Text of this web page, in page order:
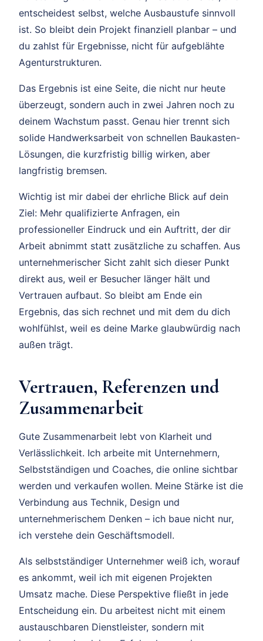
entscheidest selbst, welche Ausbaustufe sinnvoll
ist. So bleibt dein Projekt finanziell planbar – und
du zahlst für Ergebnisse, nicht für aufgeblähte
Agenturstrukturen.
Das Ergebnis ist eine Seite, die nicht nur heute
überzeugt, sondern auch in zwei Jahren noch zu
deinem Wachstum passt. Genau hier trennt sich
solide Handwerksarbeit von schnellen Baukasten-
Lösungen, die kurzfristig billig wirken, aber
langfristig bremsen.
Wichtig ist mir dabei der ehrliche Blick auf dein
Ziel: Mehr qualifizierte Anfragen, ein
professioneller Eindruck und ein Auftritt, der dir
Arbeit abnimmt statt zusätzliche zu schaffen. Aus
unternehmerischer Sicht zahlt sich dieser Punkt
direkt aus, weil er Besucher länger hält und
Vertrauen aufbaut. So bleibt am Ende ein
Ergebnis, das sich rechnet und mit dem du dich
wohlfühlst, weil es deine Marke glaubwürdig nach
außen trägt.
Vertrauen, Referenzen und
Zusammenarbeit
Gute Zusammenarbeit lebt von Klarheit und
Verlässlichkeit. Ich arbeite mit Unternehmern,
Selbstständigen und Coaches, die online sichtbar
werden und verkaufen wollen. Meine Stärke ist die
Verbindung aus Technik, Design und
unternehmerischem Denken – ich baue nicht nur,
ich verstehe dein Geschäftsmodell.
Als selbstständiger Unternehmer weiß ich, worauf
es ankommt, weil ich mit eigenen Projekten
Umsatz mache. Diese Perspektive fließt in jede
Entscheidung ein. Du arbeitest nicht mit einem
austauschbaren Dienstleister, sondern mit